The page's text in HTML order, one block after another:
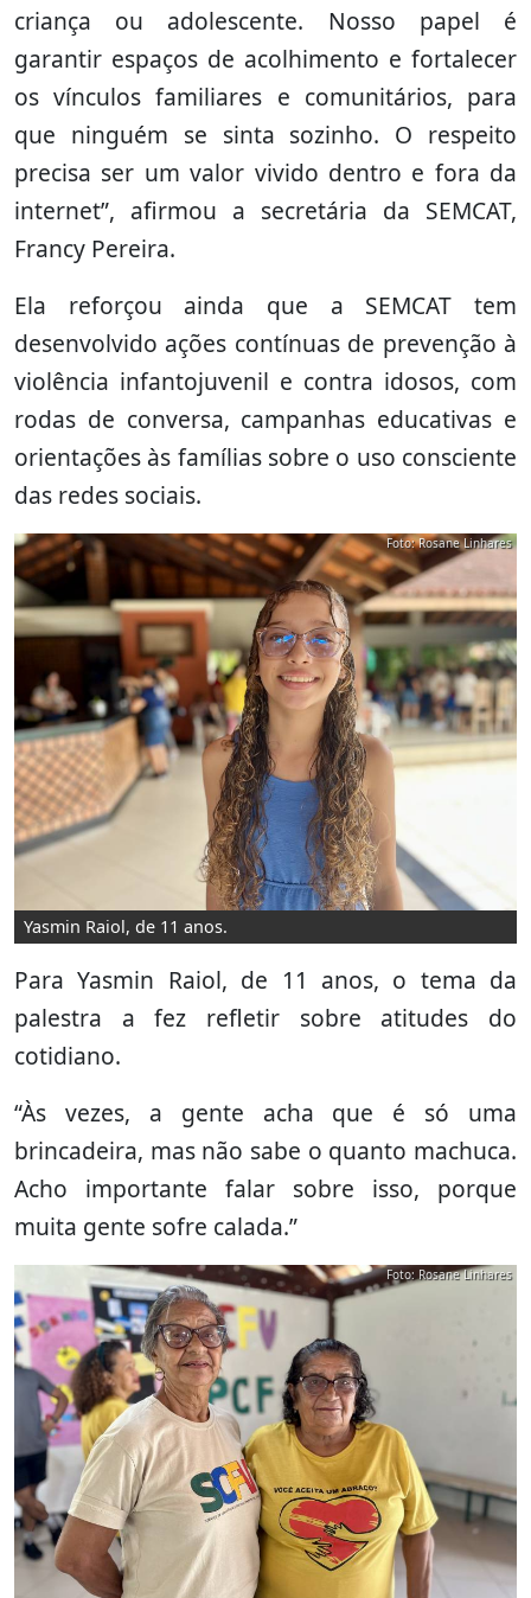
criança ou adolescente. Nosso papel é
garantir espaços de acolhimento e fortalecer
os vínculos familiares e comunitários, para
que ninguém se sinta sozinho. O respeito
precisa ser um valor vivido dentro e fora da
internet”, afirmou a secretária da SEMCAT,
Francy Pereira.
Ela reforçou ainda que a SEMCAT tem
desenvolvido ações contínuas de prevenção à
violência infantojuvenil e contra idosos, com
rodas de conversa, campanhas educativas e
orientações às famílias sobre o uso consciente
das redes sociais.
Yasmin Raiol, de 11 anos.
Foto: Rosane Linhares
Para Yasmin Raiol, de 11 anos, o tema da
palestra a fez refletir sobre atitudes do
cotidiano.
“Às vezes, a gente acha que é só uma
brincadeira, mas não sabe o quanto machuca.
Acho importante falar sobre isso, porque
muita gente sofre calada.”
Foto: Rosane Linhares